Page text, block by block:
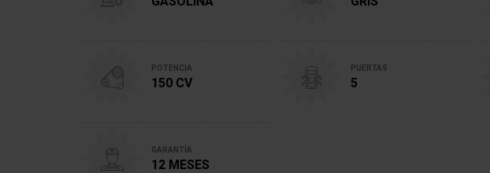
POTENCIA
150 CV
PUERTAS
5
GARANTÍA
12 MESES